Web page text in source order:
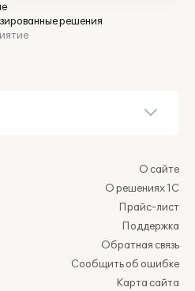
решения
О сайте
О решениях 1С
Прайс-лист
Поддержка
Обратная связь
Сообщить об ошибке
Карта сайта